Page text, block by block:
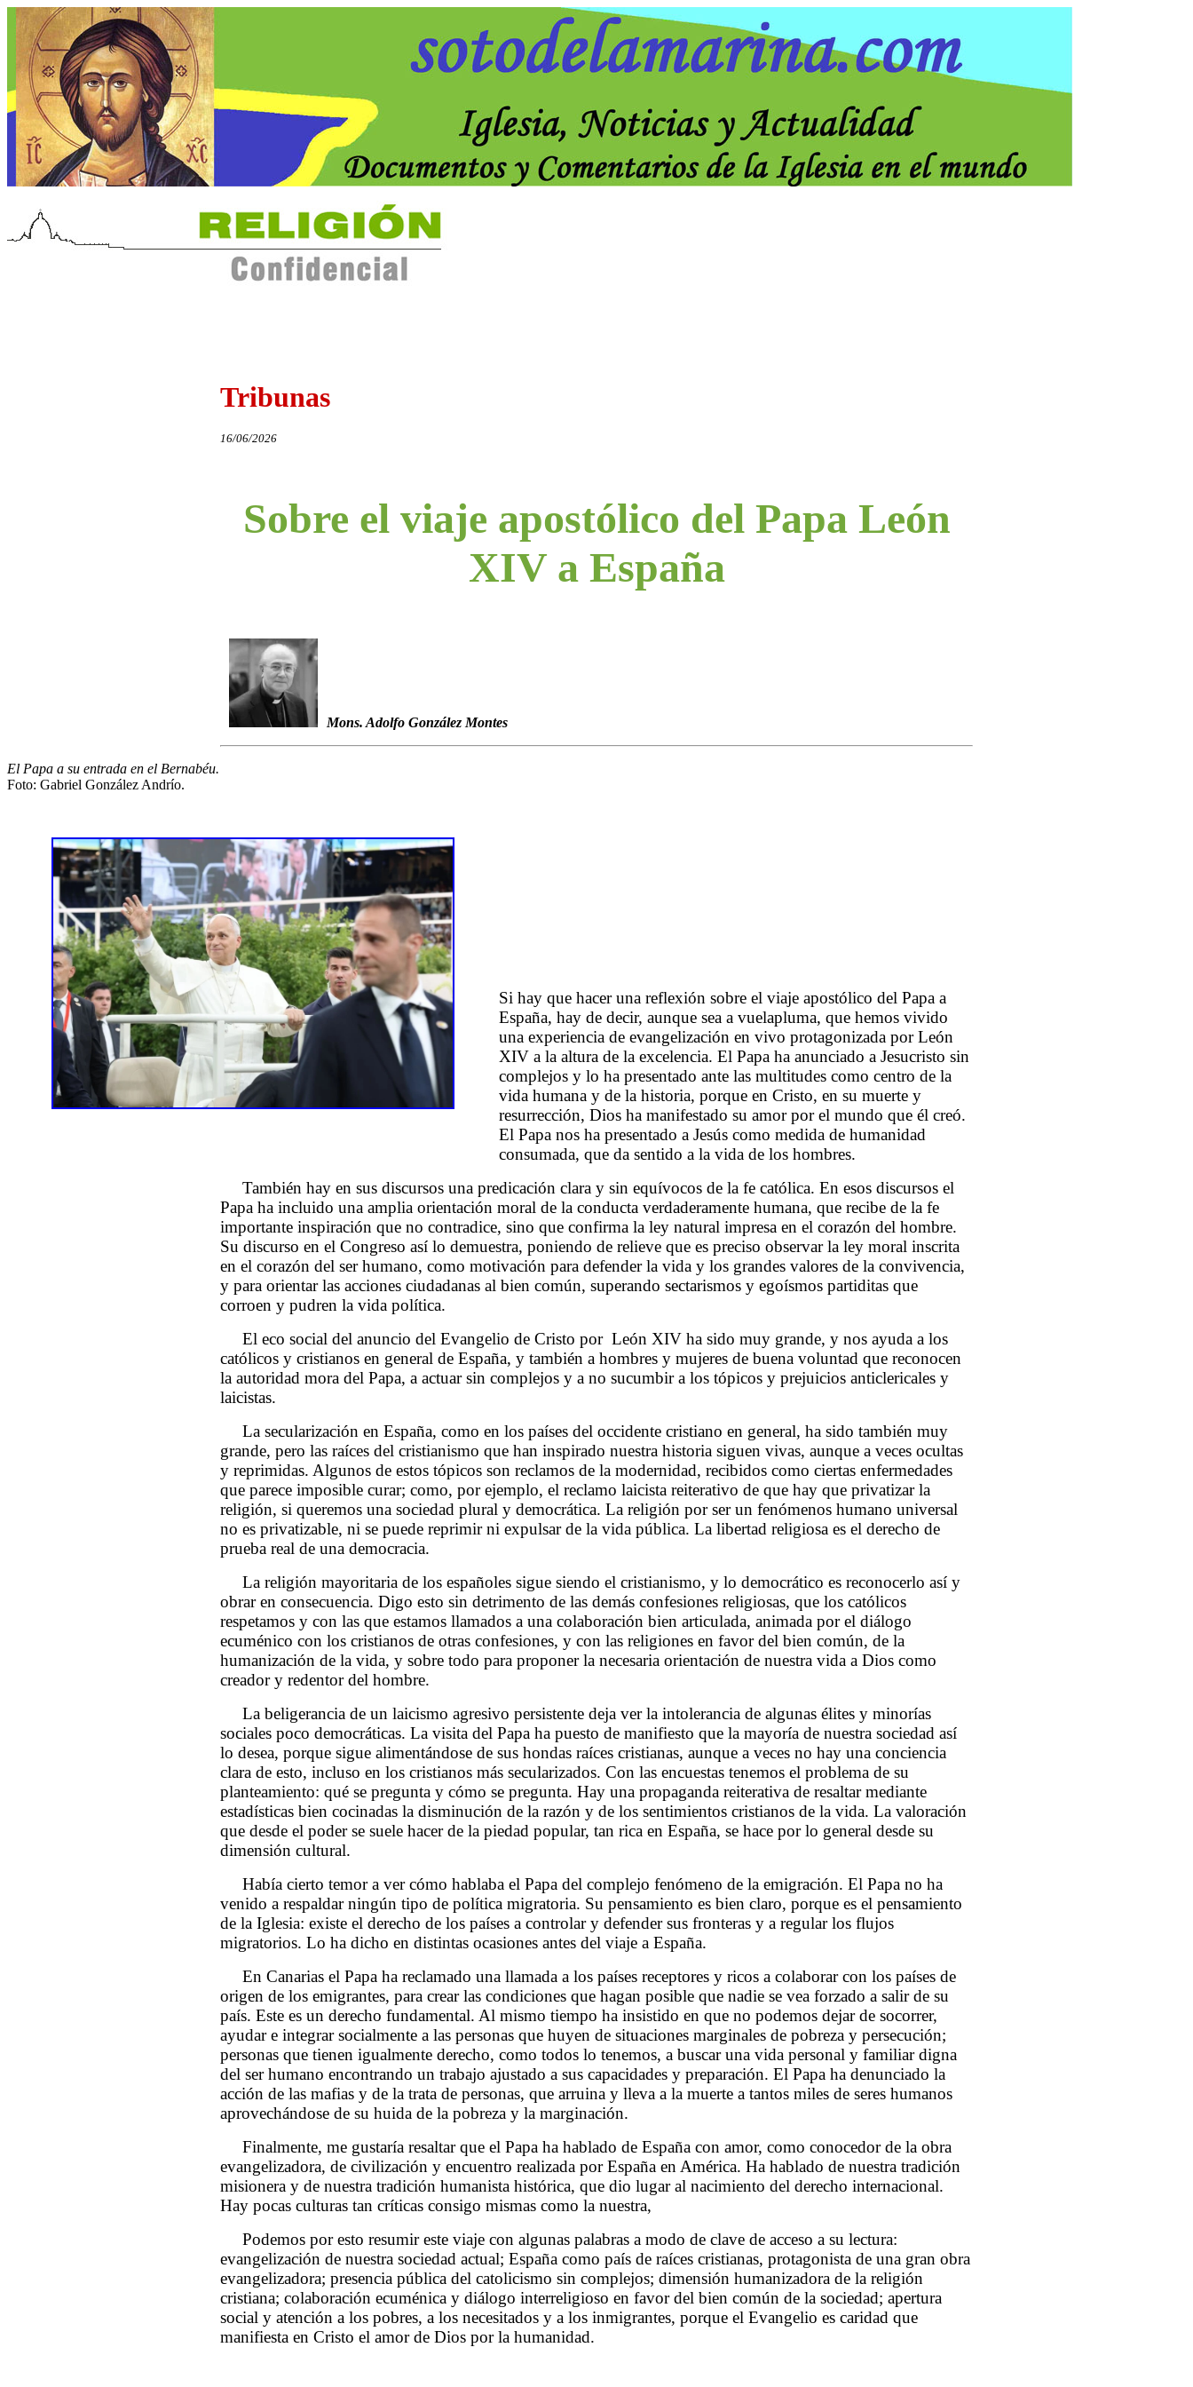
Tribunas
16/06/2026
Sobre el viaje apostólico del Papa León
XIV a España
Mons. Adolfo González Montes
El Papa a su entrada en el Bernabéu.
Foto: Gabriel González Andrío.
Si hay que hacer una reflexión sobre el viaje apostólico del Papa a
España, hay de decir, aunque sea a vuelapluma, que hemos vivido
una experiencia de evangelización en vivo protagonizada por León
XIV a la altura de la excelencia. El Papa ha anunciado a Jesucristo sin
complejos y lo ha presentado ante las multitudes como centro de la
vida humana y de la historia, porque en Cristo, en su muerte y
resurrección, Dios ha manifestado su amor por el mundo que él creó.
El Papa nos ha presentado a Jesús como medida de humanidad
consumada, que da sentido a la vida de los hombres.
También hay en sus discursos una predicación clara y sin equívocos de la fe católica. En esos discursos el
Papa ha incluido una amplia orientación moral de la conducta verdaderamente humana, que recibe de la fe
importante inspiración que no contradice, sino que confirma la ley natural impresa en el corazón del hombre.
Su discurso en el Congreso así lo demuestra, poniendo de relieve que es preciso observar la ley moral inscrita
en el corazón del ser humano, como motivación para defender la vida y los grandes valores de la convivencia,
y para orientar las acciones ciudadanas al bien común, superando sectarismos y egoísmos partiditas que
corroen y pudren la vida política.
El eco social del anuncio del Evangelio de Cristo por León XIV ha sido muy grande, y nos ayuda a los
católicos y cristianos en general de España, y también a hombres y mujeres de buena voluntad que reconocen
la autoridad mora del Papa, a actuar sin complejos y a no sucumbir a los tópicos y prejuicios anticlericales y
laicistas.
La secularización en España, como en los países del occidente cristiano en general, ha sido también muy
grande, pero las raíces del cristianismo que han inspirado nuestra historia siguen vivas, aunque a veces ocultas
y reprimidas. Algunos de estos tópicos son reclamos de la modernidad, recibidos como ciertas enfermedades
que parece imposible curar; como, por ejemplo, el reclamo laicista reiterativo de que hay que privatizar la
religión, si queremos una sociedad plural y democrática. La religión por ser un fenómenos humano universal
no es privatizable, ni se puede reprimir ni expulsar de la vida pública. La libertad religiosa es el derecho de
prueba real de una democracia.
La religión mayoritaria de los españoles sigue siendo el cristianismo, y lo democrático es reconocerlo así y
obrar en consecuencia. Digo esto sin detrimento de las demás confesiones religiosas, que los católicos
respetamos y con las que estamos llamados a una colaboración bien articulada, animada por el diálogo
ecuménico con los cristianos de otras confesiones, y con las religiones en favor del bien común, de la
humanización de la vida, y sobre todo para proponer la necesaria orientación de nuestra vida a Dios como
creador y redentor del hombre.
La beligerancia de un laicismo agresivo persistente deja ver la intolerancia de algunas élites y minorías
sociales poco democráticas. La visita del Papa ha puesto de manifiesto que la mayoría de nuestra sociedad así
lo desea, porque sigue alimentándose de sus hondas raíces cristianas, aunque a veces no hay una conciencia
clara de esto, incluso en los cristianos más secularizados. Con las encuestas tenemos el problema de su
planteamiento: qué se pregunta y cómo se pregunta. Hay una propaganda reiterativa de resaltar mediante
estadísticas bien cocinadas la disminución de la razón y de los sentimientos cristianos de la vida. La valoración
que desde el poder se suele hacer de la piedad popular, tan rica en España, se hace por lo general desde su
dimensión cultural.
Había cierto temor a ver cómo hablaba el Papa del complejo fenómeno de la emigración. El Papa no ha
venido a respaldar ningún tipo de política migratoria. Su pensamiento es bien claro, porque es el pensamiento
de la Iglesia: existe el derecho de los países a controlar y defender sus fronteras y a regular los flujos
migratorios. Lo ha dicho en distintas ocasiones antes del viaje a España.
En Canarias el Papa ha reclamado una llamada a los países receptores y ricos a colaborar con los países de
origen de los emigrantes, para crear las condiciones que hagan posible que nadie se vea forzado a salir de su
país. Este es un derecho fundamental. Al mismo tiempo ha insistido en que no podemos dejar de socorrer,
ayudar e integrar socialmente a las personas que huyen de situaciones marginales de pobreza y persecución;
personas que tienen igualmente derecho, como todos lo tenemos, a buscar una vida personal y familiar digna
del ser humano encontrando un trabajo ajustado a sus capacidades y preparación. El Papa ha denunciado la
acción de las mafias y de la trata de personas, que arruina y lleva a la muerte a tantos miles de seres humanos
aprovechándose de su huida de la pobreza y la marginación.
Finalmente, me gustaría resaltar que el Papa ha hablado de España con amor, como conocedor de la obra
evangelizadora, de civilización y encuentro realizada por España en América. Ha hablado de nuestra tradición
misionera y de nuestra tradición humanista histórica, que dio lugar al nacimiento del derecho internacional.
Hay pocas culturas tan críticas consigo mismas como la nuestra,
Podemos por esto resumir este viaje con algunas palabras a modo de clave de acceso a su lectura:
evangelización de nuestra sociedad actual; España como país de raíces cristianas, protagonista de una gran obra
evangelizadora; presencia pública del catolicismo sin complejos; dimensión humanizadora de la religión
cristiana; colaboración ecuménica y diálogo interreligioso en favor del bien común de la sociedad; apertura
social y atención a los pobres, a los necesitados y a los inmigrantes, porque el Evangelio es caridad que
manifiesta en Cristo el amor de Dios por la humanidad.